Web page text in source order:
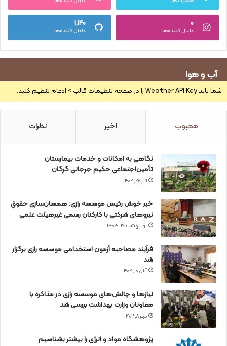
۰
دنبال کننده‌ها
۱,۱۴۰
دنبال کننده‌ها
آب و هوا
شما باید Weather API Key را در صفحه تنظیمات قالب > ادغام تنظیم کنید.
محبوب اخیر نظرات
نگاهی به امکانات و خدمات بیمارستان
تأمین‌اجتماعی حکیم جرجانی گرگان
تیر ۲۶, ۱۴۰۲
خبر خوش رئیس موسسه رازی: همسان‌سازی حقوق
نیروهای شرکتی با کارکنان رسمی غیرهیئت علمی
اردیبهشت ۱۹, ۱۴۰۳
فرآیند مصاحبه آزمون استخدامی موسسه رازی برگزار
شد
آبان ۱۰, ۱۴۰۲
نیازها و چالش‌های موسسه رازی در مذاکره با
معاونان وزارت بهداشت بررسی شد
مهر ۸, ۱۴۰۲
پژوهشگاه مواد و انرژی را بیشتر بشناسیم